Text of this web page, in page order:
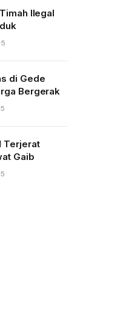
Ilegal
di Gede
Bergerak
Terjerat
Gaib